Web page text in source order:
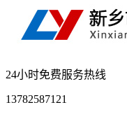
24小时免费服务热线
13782587121